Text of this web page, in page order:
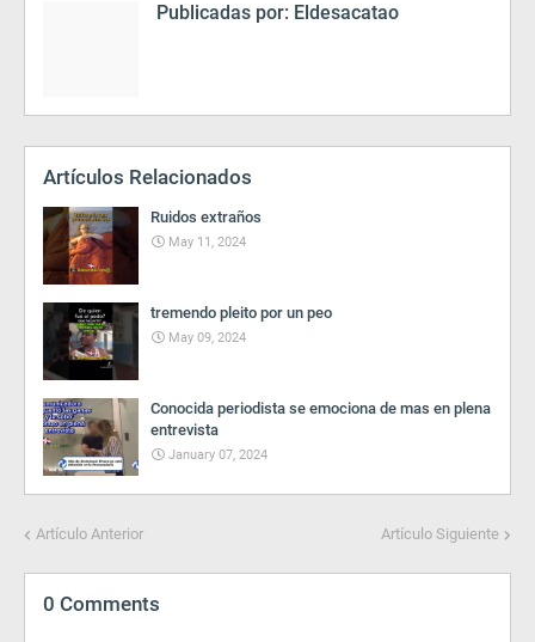
Publicadas por: Eldesacatao
Artículos Relacionados
Ruidos extraños
May 11, 2024
tremendo pleito por un peo
May 09, 2024
Conocida periodista se emociona de mas en plena
entrevista
January 07, 2024
Artículo Anterior Artículo Siguiente
0 Comments